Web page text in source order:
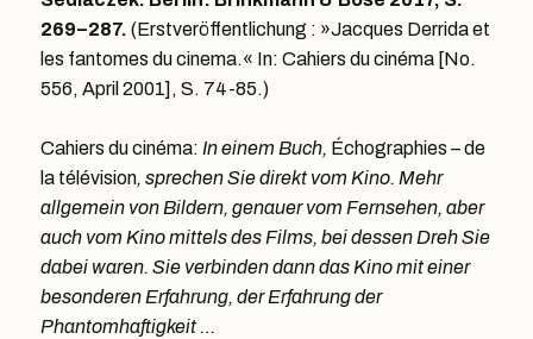
269–287. (Erstveröffentlichung : »Jacques Derrida et
les fantomes du cinema.« In: Cahiers du cinéma [No.
556, April 2001], S. 74-85.)
Cahiers du cinéma: In einem Buch, Échographies – de
la télévision, sprechen Sie direkt vom Kino. Mehr
allgemein von Bildern, genauer vom Fernsehen, aber
auch vom Kino mittels des Films, bei dessen Dreh Sie
dabei waren. Sie verbinden dann das Kino mit einer
besonderen Erfahrung, der Erfahrung der
Phantomhaftigkeit …